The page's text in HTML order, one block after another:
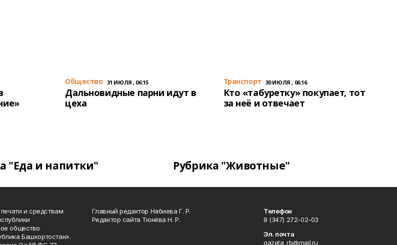
Общество 31 ИЮЛЯ , 06:15
Дальновидные парни идут в
цеха
Транспорт 30 ИЮЛЯ , 06:16
Кто «табуретку» покупает, тот
за неё и отвечает
"Еда и напитки" Рубрика "Животные"
и средствам
общество
Башкортостан».
Главный редактор Набиева Г. Р.
Редактор сайта Тюнёва Н. Р.
Телефон
8 (347) 272-02-03
Эл. почта
gazeta_rb@mail.ru